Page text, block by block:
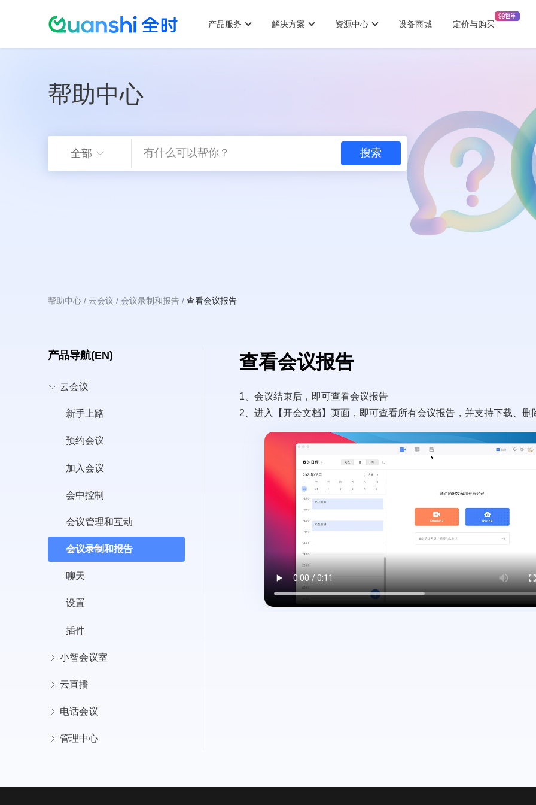
跳
转
主
要
容
菜
产品服务 解决方案 资源中心 设备商城 定价与购买
帮助中心
全部
面
帮助中心 云会议 会议录制和报告 查看会议报告
产品导航(EN)
云会议
新手上路
预约会议
加入会议
会中控制
会议管理和互动
会议录制和报告
聊天
设置
插件
小智会议室
云直播
电话会议
管理中心
查看会议报告
1、会议结束后，即可查看会议报告
2、进入【开会文档】页面，即可查看所有会议报告，并支持下载、删
Video